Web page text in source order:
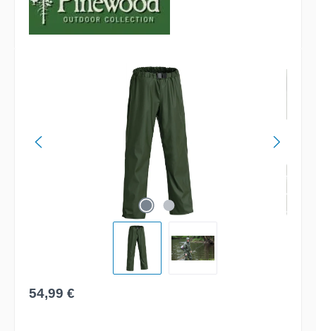
Bildergalerie überspringen
Regulärer Preis:
54,99 €